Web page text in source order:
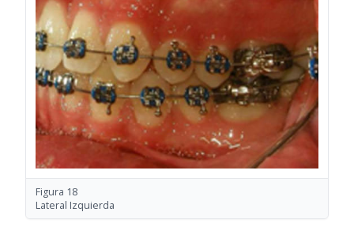
Figura 18
Lateral Izquierda